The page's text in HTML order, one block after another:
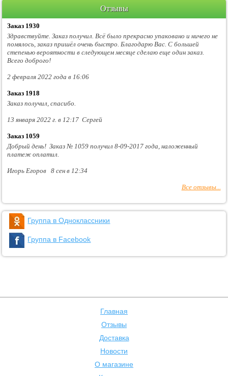
Отзывы
Заказ 1930
Здравствуйте. Заказ получил. Всё было прекрасно упаковано и ничего не
помялось, заказ пришёл очень быстро. Благодарю Вас. С большей
степенью вероятности в следующем месяце сделаю еще один заказ.
Всего доброго!
2 февраля 2022 года в 16:06
Заказ 1918
Заказ получил, спасибо.
13 января 2022 г. в 12:17 Сергей
Заказ 1059
Добрый день! Заказ № 1059 получил 8-09-2017 года, наложенный
платеж оплатил.
Игорь Егоров 8 сен в 12:34
Все отзывы...
Группа в Одноклассники
Группа в Facebook
Главная
Отзывы
Доставка
Новости
О магазине